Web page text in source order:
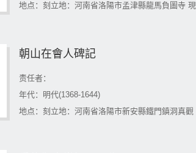
朝山在會人碑記
责任者：
年代：明代(1368-1644)